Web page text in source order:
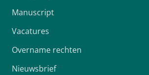
Manuscript
Vacatures
Overname rechten
Nieuwsbrief